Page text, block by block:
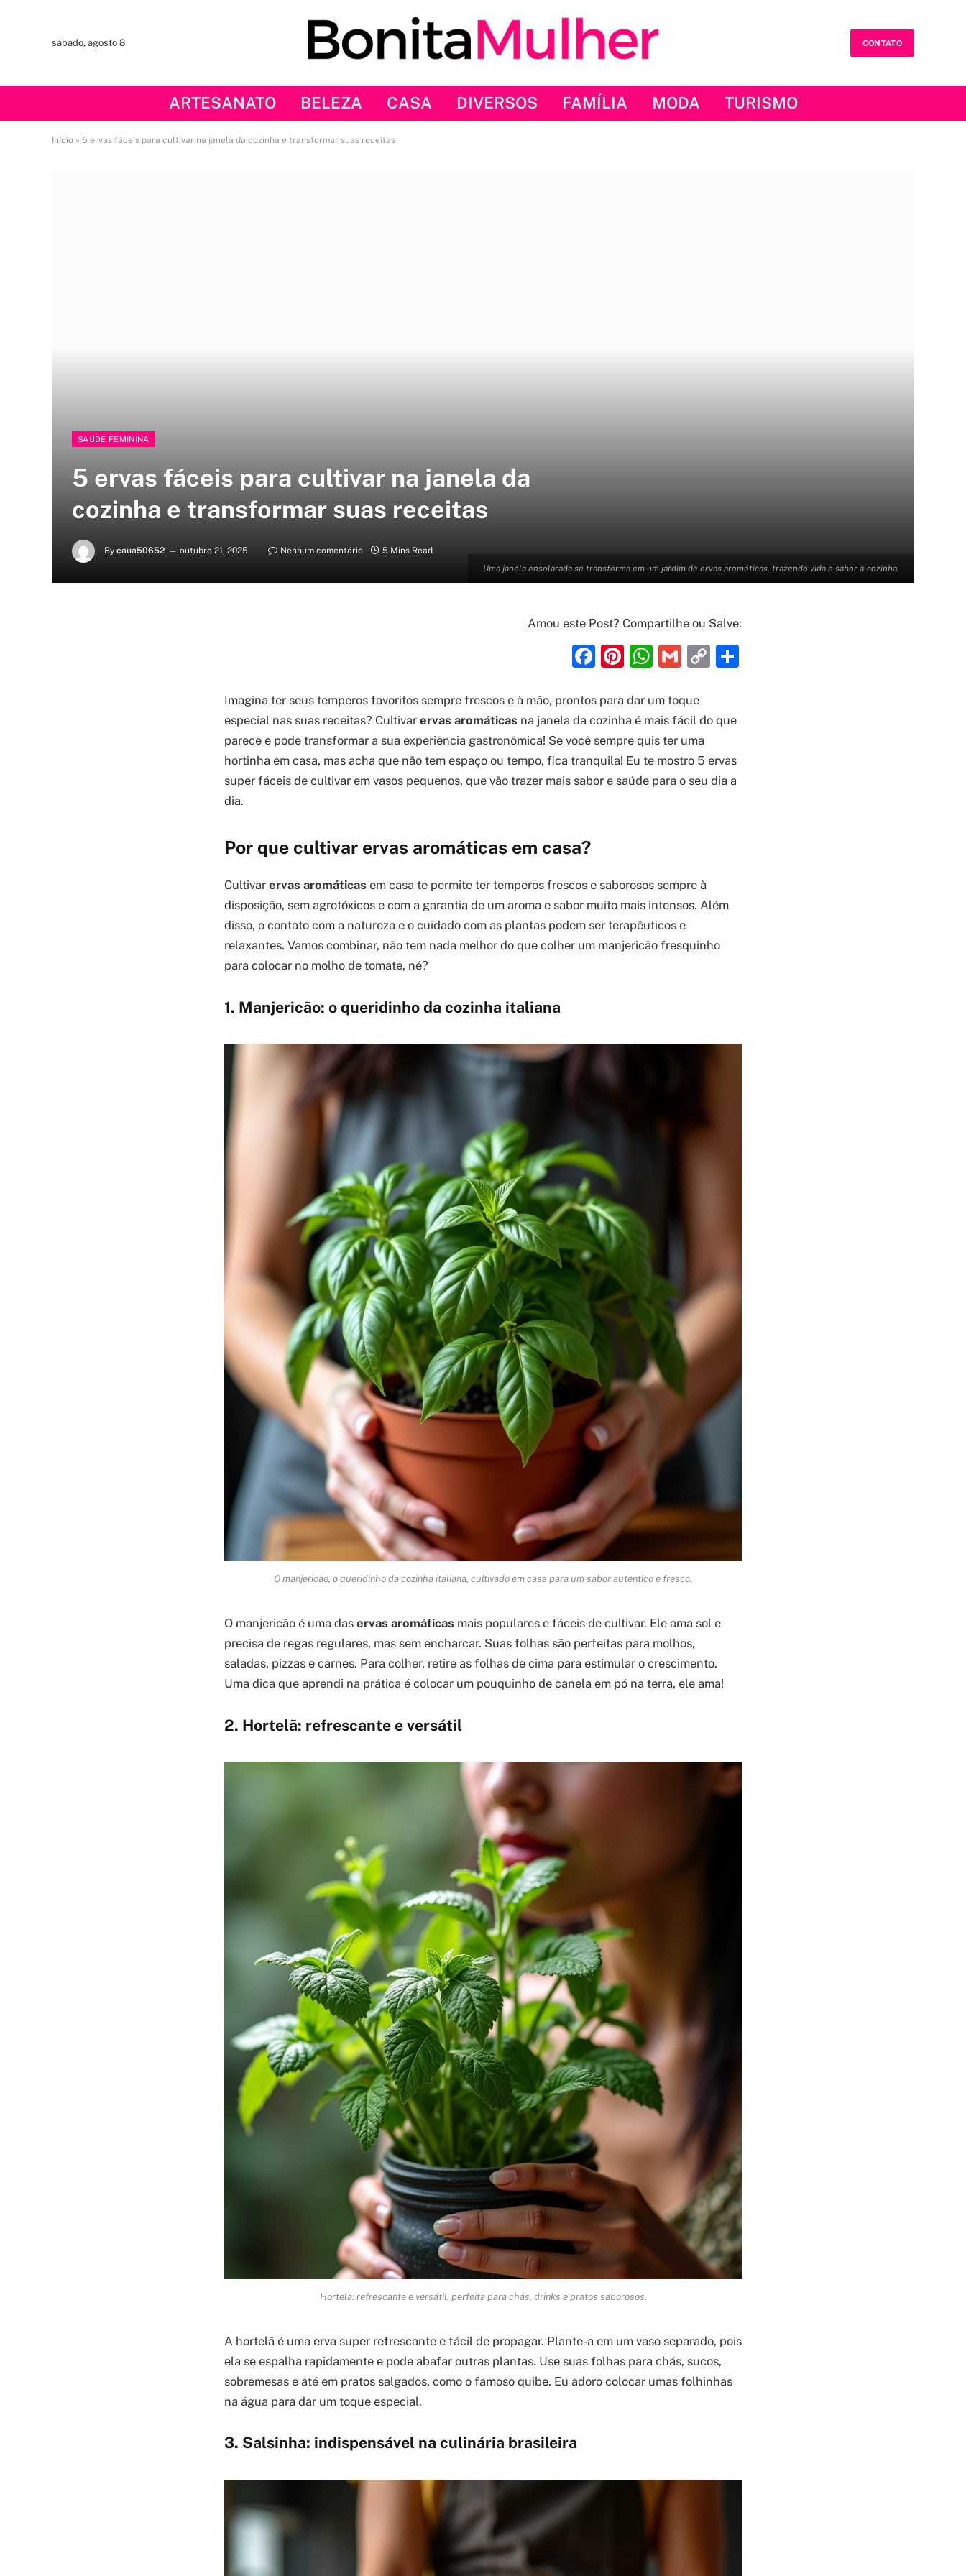
sábado, agosto 8 CONTATO
ARTESANATO BELEZA CASA DIVERSOS FAMÍLIA MODA TURISMO
Início » 5 ervas fáceis para cultivar na janela da cozinha e transformar suas receitas
Uma janela ensolarada se transforma em um jardim de ervas aromáticas, trazendo vida e sabor à cozinha.
SAÚDE FEMININA
5 ervas fáceis para cultivar na janela da
cozinha e transformar suas receitas
By caua50652 outubro 21, 2025 Nenhum comentário 5 Mins Read
Amou este Post? Compartilhe ou Salve:
Facebook
Pinterest
WhatsApp
Gmail
Copy
Imagina ter seus temperos favoritos sempre frescos e à mão, prontos para dar um toque
especial nas suas receitas? Cultivar ervas aromáticas na janela da cozinha é mais fácil do que
parece e pode transformar a sua experiência gastronômica! Se você sempre quis ter uma
hortinha em casa, mas acha que não tem espaço ou tempo, fica tranquila! Eu te mostro 5 ervas
super fáceis de cultivar em vasos pequenos, que vão trazer mais sabor e saúde para o seu dia a
dia.
Por que cultivar ervas aromáticas em casa?
Cultivar ervas aromáticas em casa te permite ter temperos frescos e saborosos sempre à
disposição, sem agrotóxicos e com a garantia de um aroma e sabor muito mais intensos. Além
disso, o contato com a natureza e o cuidado com as plantas podem ser terapêuticos e
relaxantes. Vamos combinar, não tem nada melhor do que colher um manjericão fresquinho
para colocar no molho de tomate, né?
1. Manjericão: o queridinho da cozinha italiana
O manjericão, o queridinho da cozinha italiana, cultivado em casa para um sabor autêntico e fresco.
O manjericão é uma das ervas aromáticas mais populares e fáceis de cultivar. Ele ama sol e
precisa de regas regulares, mas sem encharcar. Suas folhas são perfeitas para molhos,
saladas, pizzas e carnes. Para colher, retire as folhas de cima para estimular o crescimento.
Uma dica que aprendi na prática é colocar um pouquinho de canela em pó na terra, ele ama!
2. Hortelã: refrescante e versátil
Hortelã: refrescante e versátil, perfeita para chás, drinks e pratos saborosos.
A hortelã é uma erva super refrescante e fácil de propagar. Plante-a em um vaso separado, pois
ela se espalha rapidamente e pode abafar outras plantas. Use suas folhas para chás, sucos,
sobremesas e até em pratos salgados, como o famoso quibe. Eu adoro colocar umas folhinhas
na água para dar um toque especial.
3. Salsinha: indispensável na culinária brasileira